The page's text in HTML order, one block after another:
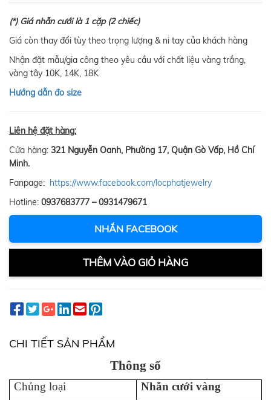
(*) Giá nhẫn cưới là 1 cặp (2 chiếc)
Giá còn thay đổi tùy theo trọng lượng & ni tay của khách hàng
Nhận đặt mẫu/gia công theo yêu cầu với chất liệu vàng trắng,
vàng tây 10K, 14K, 18K
Hướng dẫn đo size
Liên hệ đặt hàng:
Cửa hàng: 321 Nguyễn Oanh, Phường 17, Quận Gò Vấp, Hồ Chí
Minh.
Fanpage: https://www.facebook.com/locphatjewelry
Hotline: 0937683777 – 0931479671
NHẮN FACEBOOK
THÊM VÀO GIỎ HÀNG
CHI TIẾT SẢN PHẨM
Thông số
Chủng loại
Nhẫn cưới vàng